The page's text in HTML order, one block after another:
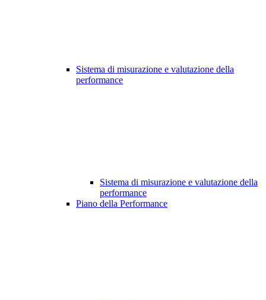
Sistema di misurazione e valutazione della
performance
Sistema di misurazione e valutazione della
performance
Piano della Performance